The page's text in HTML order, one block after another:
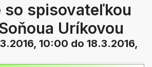
spisovateľkou
Uríkovou
10:00 do 18.3.2016,